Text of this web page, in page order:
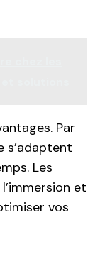
Par
s’adaptent
Les
et
vos